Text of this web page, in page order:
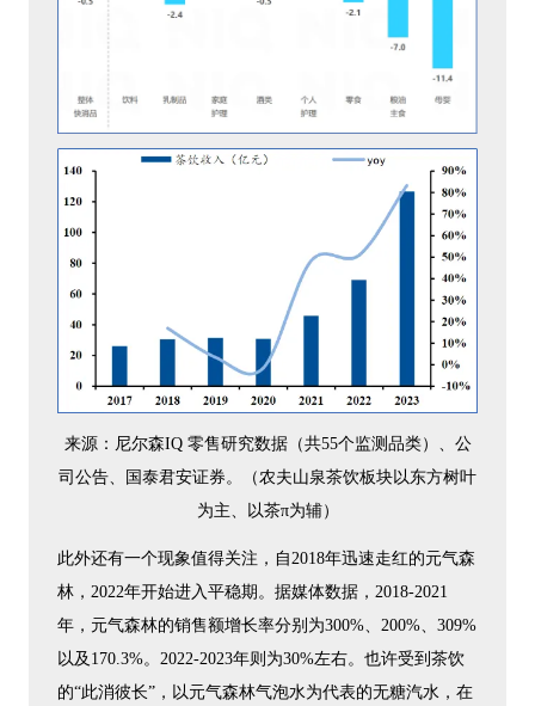
来源：尼尔森IQ 零售研究数据（共55个监测品类）、公
司公告、国泰君安证券。（农夫山泉茶饮板块以东方树叶
为主、以茶π为辅）
此外还有一个现象值得关注，自2018年迅速走红的元气森
林，2022年开始进入平稳期。据媒体数据，2018-2021
年，元气森林的销售额增长率分别为300%、200%、309%
以及170.3%。2022-2023年则为30%左右。也许受到茶饮
的“此消彼长”，以元气森林气泡水为代表的无糖汽水，在